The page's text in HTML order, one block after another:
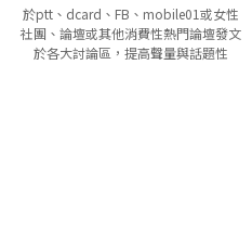
於ptt、dcard、FB、mobile01或女性
社團、論壇或其他消費性熱門論壇發文
於各大討論區，提高聲量與話題性